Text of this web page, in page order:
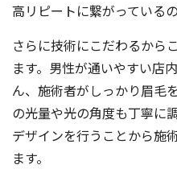
高リピートに繋がっている
さらに技術にこだわるから
ます。男性が通いやすい店
ん、施術者がしっかり眉毛
の光量や光の角度も丁寧に
デザインを行うことから施
ます。